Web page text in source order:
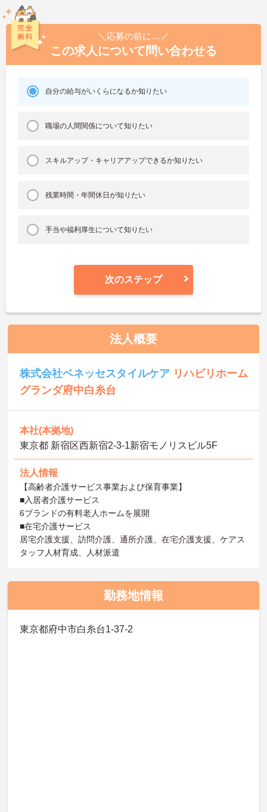
＼応募の前に…／
この求人について問い合わせる
自分の給与がいくらになるか知りたい
職場の人間関係について知りたい
スキルアップ・キャリアアップできるか知りたい
残業時間・年間休日が知りたい
手当や福利厚生について知りたい
次のステップ
法人概要
株式会社ベネッセスタイルケア リハビリホーム
グランダ府中白糸台
本社(本拠地)
東京都 新宿区西新宿2-3-1新宿モノリスビル5F
法人情報
【高齢者介護サービス事業および保育事業】
■入居者介護サービス
6ブランドの有料老人ホームを展開
■在宅介護サービス
居宅介護支援、訪問介護、通所介護、在宅介護支援、ケアス
タッフ人材育成、人材派遣
勤務地情報
東京都府中市白糸台1-37-2